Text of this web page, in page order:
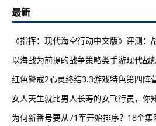
最新
《指挥：现代海空行动中文版》评测：
以海战为前提的战争策略类手游现代战
红色警戒2心灵终结3.3游戏特色第四阵
女人天生就比男人长寿的女飞行员，你
为何新番号要从71军开始排序？18个集